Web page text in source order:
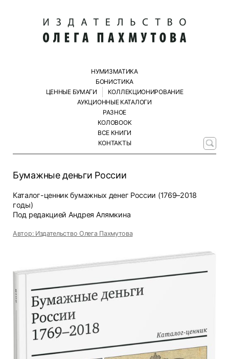
НУМИЗМАТИКА
БОНИСТИКА
ЦЕННЫЕ БУМАГИ
КОЛЛЕКЦИОНИРОВАНИЕ
АУКЦИОННЫЕ КАТАЛОГИ
РАЗНОЕ
КОЛОBOOK
ВСЕ КНИГИ
КОНТАКТЫ
Бумажные деньги России
Каталог-ценник бумажных денег России (1769–2018
годы)
Под редакцией Андрея Алямкина
Автор: Издательство Олега Пахмутова